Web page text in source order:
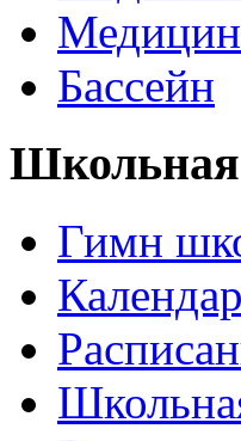
Бассейн
Гимн